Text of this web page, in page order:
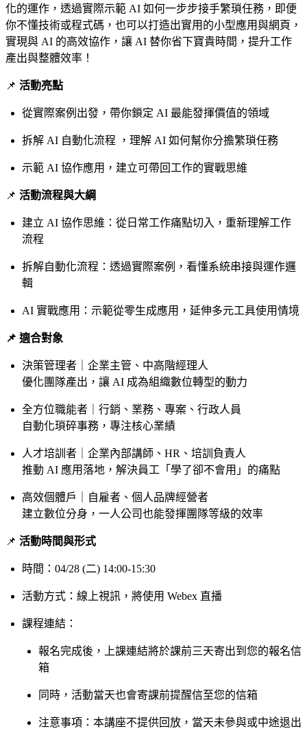
化的運作，透過實際示範 AI 如何一步步接手繁瑣任務，即便
你不懂技術或程式碼，也可以打造出實用的小型應用與網頁，
實現與 AI 的高效協作，讓 AI 替你省下寶貴時間，提升工作
產出與整體效率！
📌 活動亮點
從實際案例出發，帶你鎖定 AI 最能發揮價值的領域
拆解 AI 自動化流程 ，理解 AI 如何幫你分擔繁瑣任務
示範 AI 協作應用，建立可帶回工作的實戰思維
📌 活動流程與大綱
建立 AI 協作思維：從日常工作痛點切入，重新理解工作
流程
拆解自動化流程：透過實際案例，看懂系統串接與運作邏
輯
AI 實戰應用：示範從零生成應用，延伸多元工具使用情境
📌 適合對象
決策管理者｜企業主管、中高階經理人
優化團隊產出，讓 AI 成為組織數位轉型的動力
全方位職能者｜行銷、業務、專案、行政人員
自動化瑣碎事務，專注核心業績
人才培訓者｜企業內部講師、HR、培訓負責人
推動 AI 應用落地，解決員工「學了卻不會用」的痛點
高效個體戶｜自雇者、個人品牌經營者
建立數位分身，一人公司也能發揮團隊等級的效率
📌 活動時間與形式
時間：04/28 (二) 14:00-15:30
活動方式：線上視訊，將使用 Webex 直播
課程連結：
報名完成後，上課連結將於課前三天寄出到您的報名信
箱
同時，活動當天也會寄課前提醒信至您的信箱
注意事項：本講座不提供回放，當天未參與或中途退出